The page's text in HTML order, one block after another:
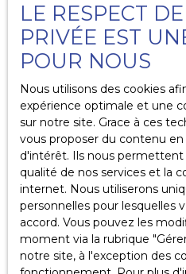
J'accepte le traitement
personnelles
souhaitez pas faire
commerciale par voie
au démarchage
L223-1 du code de la
Internet
adressé à :
Société Worldline,
BLOIS CEDEX.
Pour en savoir plus sur
données personnelles,
politique de
LE RESPECT
PRIVÉE EST
POUR NOUS
Nous utilisons des cookies
expérience optimale et une
sur notre site. Grace à ces
vous proposer du contenu
d'intérêt. Ils nous
qualité de nos services et la
internet. Nous utiliserons
personnelles pour lesquelles
accord. Vous pouvez les
moment via la rubrique
notre site, à l'exception des